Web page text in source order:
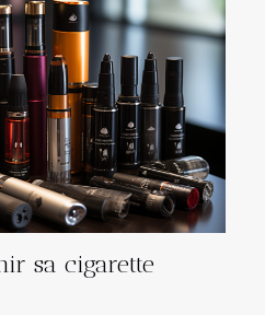
sa cigarette